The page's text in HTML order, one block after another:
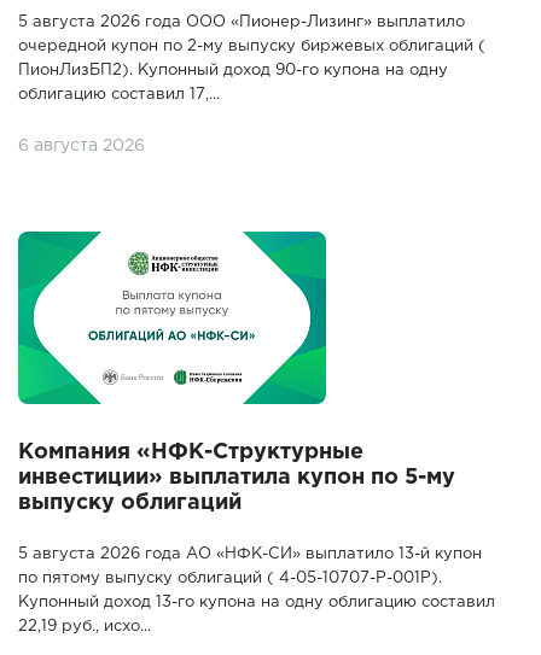
5 августа 2026 года ООО «Пионер-Лизинг» выплатило
очередной купон по 2-му выпуску биржевых облигаций (
ПионЛизБП2). Купонный доход 90-го купона на одну
облигацию составил 17,...
6 августа 2026
Компания «НФК-Структурные
инвестиции» выплатила купон по 5-му
выпуску облигаций
5 августа 2026 года АО «НФК-СИ» выплатило 13-й купон
по пятому выпуску облигаций ( 4-05-10707-P-001P).
Купонный доход 13-го купона на одну облигацию составил
22,19 руб., исхо...